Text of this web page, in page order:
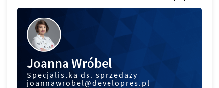
Joanna Wróbel
Specjalistka ds. sprzedaży
joannawrobel@developres.pl